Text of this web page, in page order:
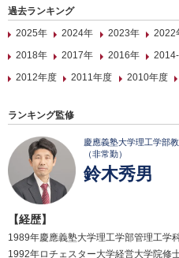
過去ランキング
2025年
2024年 2023年 2022
2018年
2017年 2016年
2012年度
2011年度 2010年度
ランキング監修
慶應義塾大学理工学部
（非常勤）
鈴木秀男
【経歴】
1989年慶應義塾大学理工学部管理工学科
1992年ロチェスター大学経営大学院修